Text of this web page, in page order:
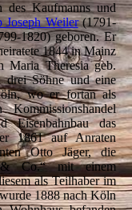
des Kaufmanns und
Joseph Weiler(1791-
1820) geboren. Er
1844 in Mainz
Maria Theresia geb.
drei Söhne und eine
wo er fortan als
Eisenbahnbau das
er 1861 auf Anraten
Otto Jäger, die
Co.“ mit einem
als Teilhaber im
1888 nach Köln